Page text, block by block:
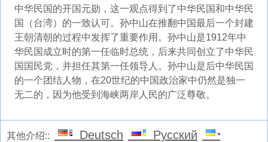
中华民国的开国元勋，这一观点得到了中华民国和中华民
国（台湾）的一致认可。孙中山在推翻中国最后一个封建
王朝清朝的过程中发挥了重要作用。孙中山是1912年中
华民国成立时的第一任临时总统，后来共同创立了中华民
国国民党，并担任其第一任领导人。孙中山是后中华民国
的一个团结人物，在20世纪的中国政治家中仍然是独一
无二的，因为他受到海峡两岸人民的广泛尊敬。
其他介绍:: Deutsch
Русский